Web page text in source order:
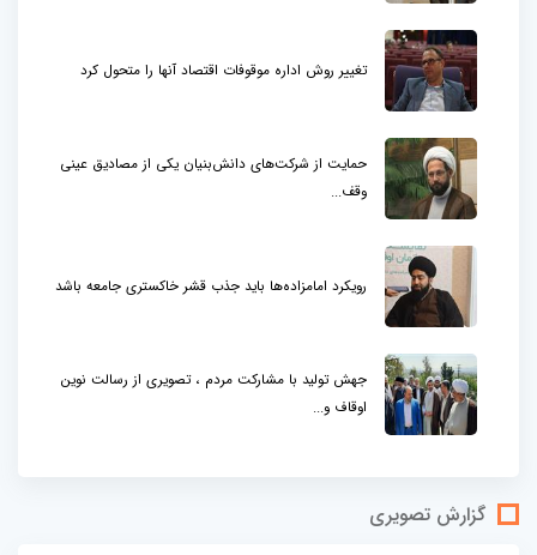
تغییر روش اداره موقوفات اقتصاد آنها را متحول کرد
حمایت از شرکت‌های دانش‌بنیان یکی از مصادیق عینی
وقف...
رویکرد امامزاده‌ها باید جذب قشر خاکستری جامعه باشد
جهش تولید با مشارکت مردم ، تصویری از رسالت نوین
اوقاف و...
گزارش تصویری